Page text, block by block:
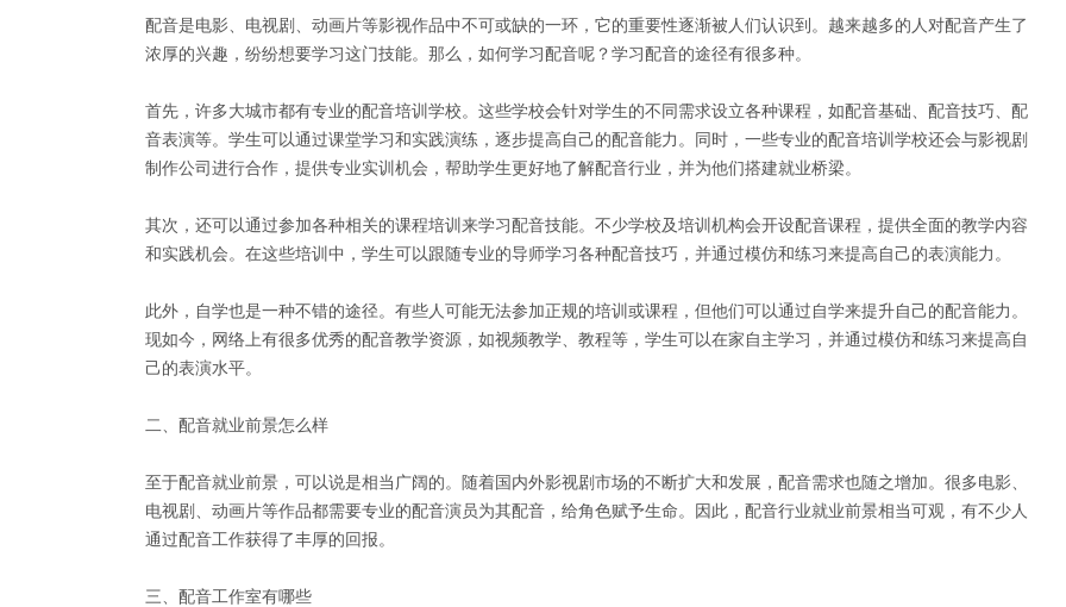
配音是电影、电视剧、动画片等影视作品中不可或缺的一环，它的重要性逐渐被人们认识到。越来越多的人对配音产生了
浓厚的兴趣，纷纷想要学习这门技能。那么，如何学习配音呢？学习配音的途径有很多种。
首先，许多大城市都有专业的配音培训学校。这些学校会针对学生的不同需求设立各种课程，如配音基础、配音技巧、配
音表演等。学生可以通过课堂学习和实践演练，逐步提高自己的配音能力。同时，一些专业的配音培训学校还会与影视剧
制作公司进行合作，提供专业实训机会，帮助学生更好地了解配音行业，并为他们搭建就业桥梁。
其次，还可以通过参加各种相关的课程培训来学习配音技能。不少学校及培训机构会开设配音课程，提供全面的教学内容
和实践机会。在这些培训中，学生可以跟随专业的导师学习各种配音技巧，并通过模仿和练习来提高自己的表演能力。
此外，自学也是一种不错的途径。有些人可能无法参加正规的培训或课程，但他们可以通过自学来提升自己的配音能力。
现如今，网络上有很多优秀的配音教学资源，如视频教学、教程等，学生可以在家自主学习，并通过模仿和练习来提高自
己的表演水平。
二、配音就业前景怎么样
至于配音就业前景，可以说是相当广阔的。随着国内外影视剧市场的不断扩大和发展，配音需求也随之增加。很多电影、
电视剧、动画片等作品都需要专业的配音演员为其配音，给角色赋予生命。因此，配音行业就业前景相当可观，有不少人
通过配音工作获得了丰厚的回报。
三、配音工作室有哪些